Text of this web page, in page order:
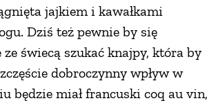
jajkiem i kawałkami
Dziś też pewnie by się
ze świecą szukać knajpy, która by
dobroczynny wpływ w
będzie miał francuski coq au vin,